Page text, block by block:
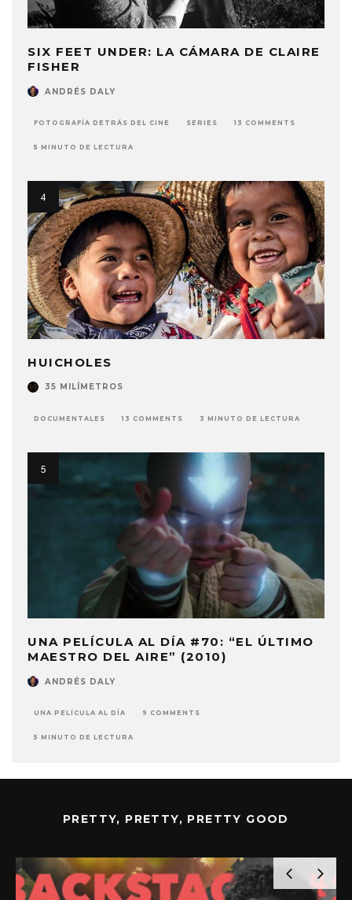
SIX FEET UNDER: LA CÁMARA DE CLAIRE
FISHER
ANDRÉS DALY
FOTOGRAFÍA DETRÁS DEL CINE SERIES 13 COMMENTS
5 MINUTO DE LECTURA
HUICHOLES
35 MILÍMETROS
DOCUMENTALES 13 COMMENTS 3 MINUTO DE LECTURA
UNA PELÍCULA AL DÍA #70: “EL ÚLTIMO
MAESTRO DEL AIRE” (2010)
ANDRÉS DALY
UNA PELÍCULA AL DÍA 9 COMMENTS
5 MINUTO DE LECTURA
PRETTY, PRETTY, PRETTY GOOD